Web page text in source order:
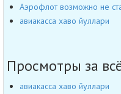
Аэрофлот возможно не
авиакасса хаво йуллари
Просмотры за
авиакасса хаво йуллари